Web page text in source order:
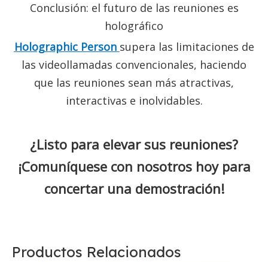
Conclusión: el futuro de las reuniones es
holográfico
Holographic Person supera las limitaciones de
las videollamadas convencionales, haciendo
que las reuniones sean más atractivas,
interactivas e inolvidables.
¿Listo para elevar sus reuniones?
¡Comuníquese con nosotros hoy para
concertar una demostración!
Productos Relacionados